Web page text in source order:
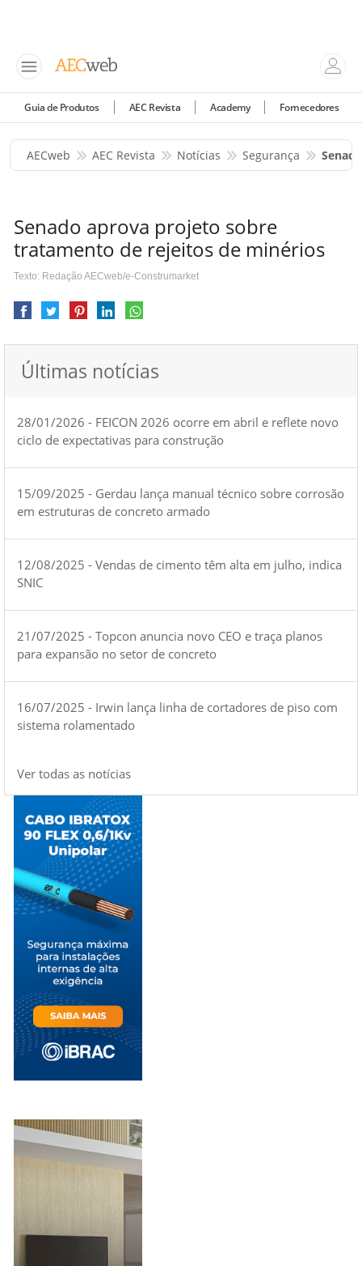
Guia de Produtos AEC Revista Academy Fornecedores
AECweb AEC Revista Notícias Segurança
Senado aprova projeto sobre
tratamento de rejeitos de minérios
Texto: Redação AECweb/e-Construmarket
Últimas notícias
28/01/2026 - FEICON 2026 ocorre em abril e reflete novo
ciclo de expectativas para construção
15/09/2025 - Gerdau lança manual técnico sobre corrosão
em estruturas de concreto armado
12/08/2025 - Vendas de cimento têm alta em julho, indica
SNIC
21/07/2025 - Topcon anuncia novo CEO e traça planos
para expansão no setor de concreto
16/07/2025 - Irwin lança linha de cortadores de piso com
sistema rolamentado
Ver todas as notícias